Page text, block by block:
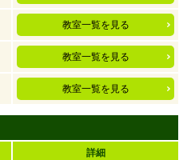
教室一覧を見る
教室一覧を見る
教室一覧を見る
詳細